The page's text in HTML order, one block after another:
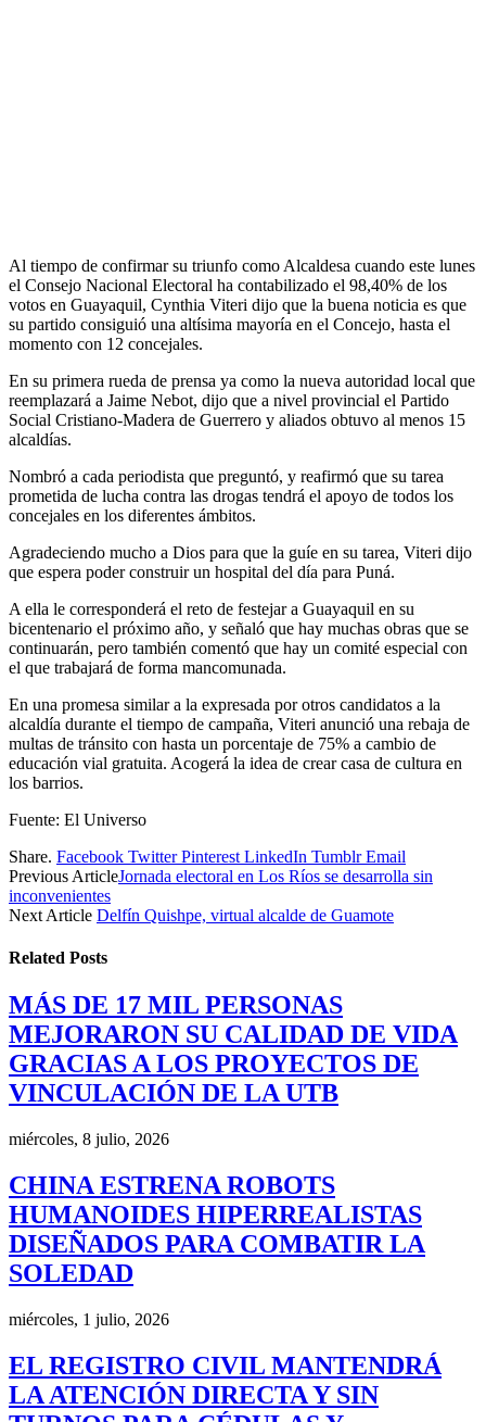
Al tiempo de confirmar su triunfo como Alcaldesa cuando este lunes
el Consejo Nacional Electoral ha contabilizado el 98,40% de los
votos en Guayaquil, Cynthia Viteri dijo que la buena noticia es que
su partido consiguió una altísima mayoría en el Concejo, hasta el
momento con 12 concejales.
En su primera rueda de prensa ya como la nueva autoridad local que
reemplazará a Jaime Nebot, dijo que a nivel provincial el Partido
Social Cristiano-Madera de Guerrero y aliados obtuvo al menos 15
alcaldías.
Nombró a cada periodista que preguntó, y reafirmó que su tarea
prometida de lucha contra las drogas tendrá el apoyo de todos los
concejales en los diferentes ámbitos.
Agradeciendo mucho a Dios para que la guíe en su tarea, Viteri dijo
que espera poder construir un hospital del día para Puná.
A ella le corresponderá el reto de festejar a Guayaquil en su
bicentenario el próximo año, y señaló que hay muchas obras que se
continuarán, pero también comentó que hay un comité especial con
el que trabajará de forma mancomunada.
En una promesa similar a la expresada por otros candidatos a la
alcaldía durante el tiempo de campaña, Viteri anunció una rebaja de
multas de tránsito con hasta un porcentaje de 75% a cambio de
educación vial gratuita. Acogerá la idea de crear casa de cultura en
los barrios.
Fuente: El Universo
Share. Facebook Twitter Pinterest LinkedIn Tumblr Email
Previous ArticleJornada electoral en Los Ríos se desarrolla sin
inconvenientes
Next Article Delfín Quishpe, virtual alcalde de Guamote
Related Posts
MÁS DE 17 MIL PERSONAS
MEJORARON SU CALIDAD DE VIDA
GRACIAS A LOS PROYECTOS DE
VINCULACIÓN DE LA UTB
miércoles, 8 julio, 2026
CHINA ESTRENA ROBOTS
HUMANOIDES HIPERREALISTAS
DISEÑADOS PARA COMBATIR LA
SOLEDAD
miércoles, 1 julio, 2026
EL REGISTRO CIVIL MANTENDRÁ
LA ATENCIÓN DIRECTA Y SIN